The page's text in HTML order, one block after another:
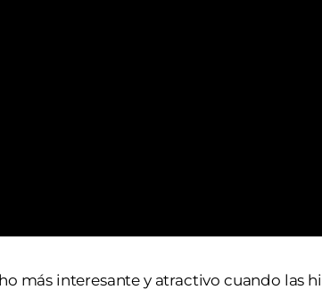
más interesante y atractivo cuando las